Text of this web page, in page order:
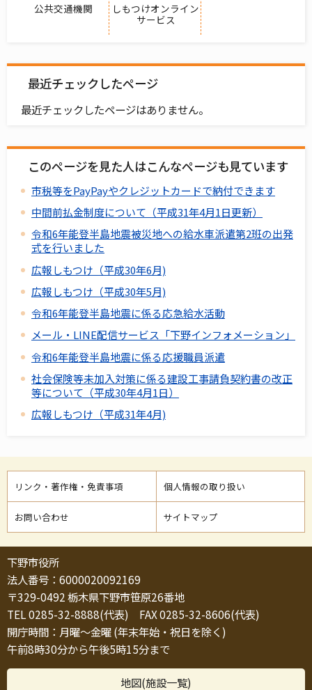
公共交通機関
しもつけオンライン
サービス
最近チェックしたページ
最近チェックしたページはありません。
このページを見た人はこんなページも見ています
市税等をPayPayやクレジットカードで納付できます
中間前払金制度について（平成31年4月1日更新）
令和6年能登半島地震被災地への給水車派遣第2班の出発
式を行いました
広報しもつけ（平成30年6月)
広報しもつけ（平成30年5月)
令和6年能登半島地震に係る応急給水活動
メール・LINE配信サービス「下野インフォメーション」
令和6年能登半島地震に係る応援職員派遣
社会保険等未加入対策に係る建設工事請負契約書の改正
等について（平成30年4月1日）
広報しもつけ（平成31年4月)
リンク・著作権・免責事項 個人情報の取り扱い
お問い合わせ サイトマップ
下野市役所
法人番号：6000020092169
〒329-0492 栃木県下野市笹原26番地
TEL 0285-32-8888(代表) FAX 0285-32-8606(代表)
開庁時間：月曜～金曜 (年末年始・祝日を除く)
午前8時30分から午後5時15分まで
地図(施設一覧)